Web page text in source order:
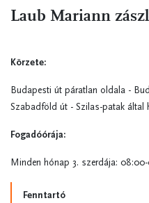
Laub Mariann
Körzete:
Budapesti út páratlan oldala -
Szabadföld út - Szilas-patak által
Fogadóórája:
Minden hónap 3. szerdája:
Fenntartó